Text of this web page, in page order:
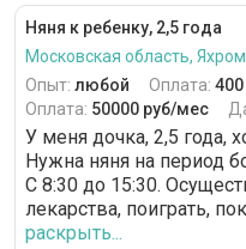
Няня к ребенку, 2,5 года
Московская область,
Опыт: любой Оплата:
Оплата: 50000 руб/мес
У меня дочка, 2,5 года,
Нужна няня на период
С 8:30 до 15:30.
лекарства, поиграть,
раскрыть...